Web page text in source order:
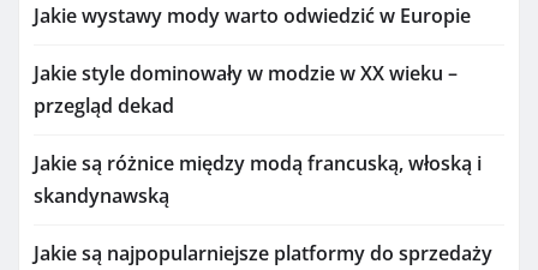
Jakie wystawy mody warto odwiedzić w Europie
Jakie style dominowały w modzie w XX wieku –
przegląd dekad
Jakie są różnice między modą francuską, włoską i
skandynawską
Jakie są najpopularniejsze platformy do sprzedaży